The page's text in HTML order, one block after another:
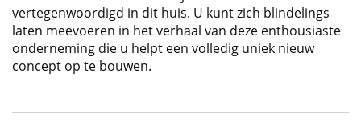
vertegenwoordigd in dit huis. U kunt zich blindelings
laten meevoeren in het verhaal van deze enthousiaste
onderneming die u helpt een volledig uniek nieuw
concept op te bouwen.